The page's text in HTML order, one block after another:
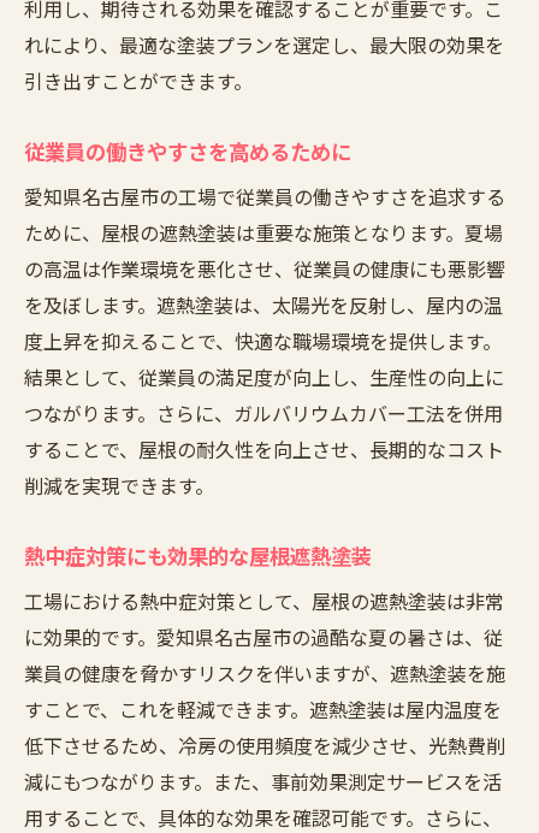
利用し、期待される効果を確認することが重要です。こ
れにより、最適な塗装プランを選定し、最大限の効果を
引き出すことができます。
従業員の働きやすさを高めるために
愛知県名古屋市の工場で従業員の働きやすさを追求する
ために、屋根の遮熱塗装は重要な施策となります。夏場
の高温は作業環境を悪化させ、従業員の健康にも悪影響
を及ぼします。遮熱塗装は、太陽光を反射し、屋内の温
度上昇を抑えることで、快適な職場環境を提供します。
結果として、従業員の満足度が向上し、生産性の向上に
つながります。さらに、ガルバリウムカバー工法を併用
することで、屋根の耐久性を向上させ、長期的なコスト
削減を実現できます。
熱中症対策にも効果的な屋根遮熱塗装
工場における熱中症対策として、屋根の遮熱塗装は非常
に効果的です。愛知県名古屋市の過酷な夏の暑さは、従
業員の健康を脅かすリスクを伴いますが、遮熱塗装を施
すことで、これを軽減できます。遮熱塗装は屋内温度を
低下させるため、冷房の使用頻度を減少させ、光熱費削
減にもつながります。また、事前効果測定サービスを活
用することで、具体的な効果を確認可能です。さらに、